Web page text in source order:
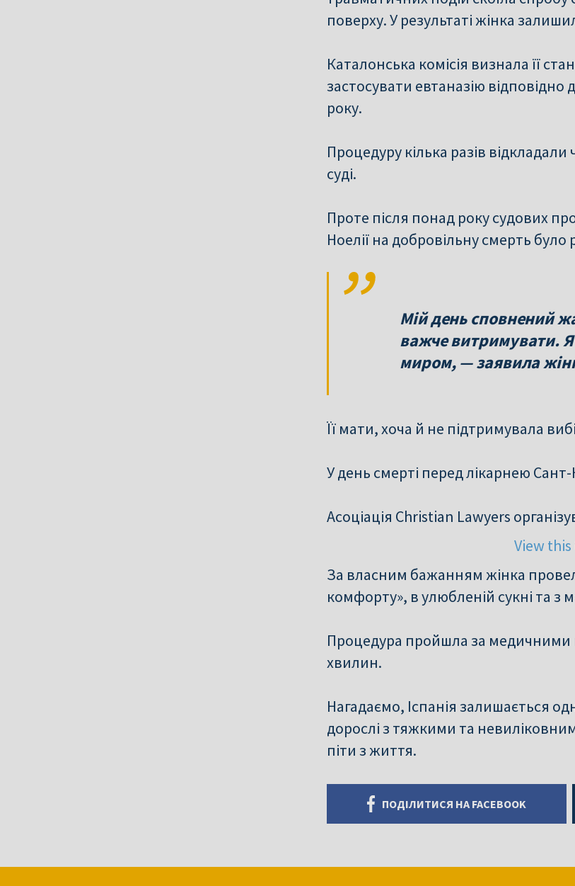
поверху. У результаті жінка
Каталонська комісія визнала її
застосувати евтаназію відповідно
року.
Процедуру кілька разів
суді.
Проте після понад року судових
Ноелії на добровільну смерть було
Мій день сповнений
важче витримувати.
миром, — заявила
Її мати, хоча й не підтримувала
У день смерті перед лікарнею
Асоціація Christian Lawyers
View
За власним бажанням жінка
комфорту», в улюбленій сукні та з
Процедура пройшла за медичними
хвилин.
Нагадаємо, Іспанія залишається
дорослі з тяжкими та
піти з життя.
ПОДІЛИТИСЯ НА FACEBOOK